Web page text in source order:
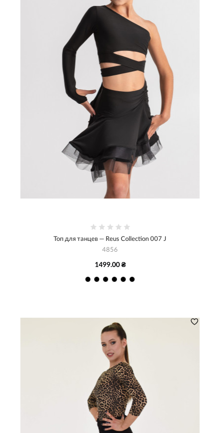
Топ для танцев — Reus Collection 007 J
4856
1499.00 ₴